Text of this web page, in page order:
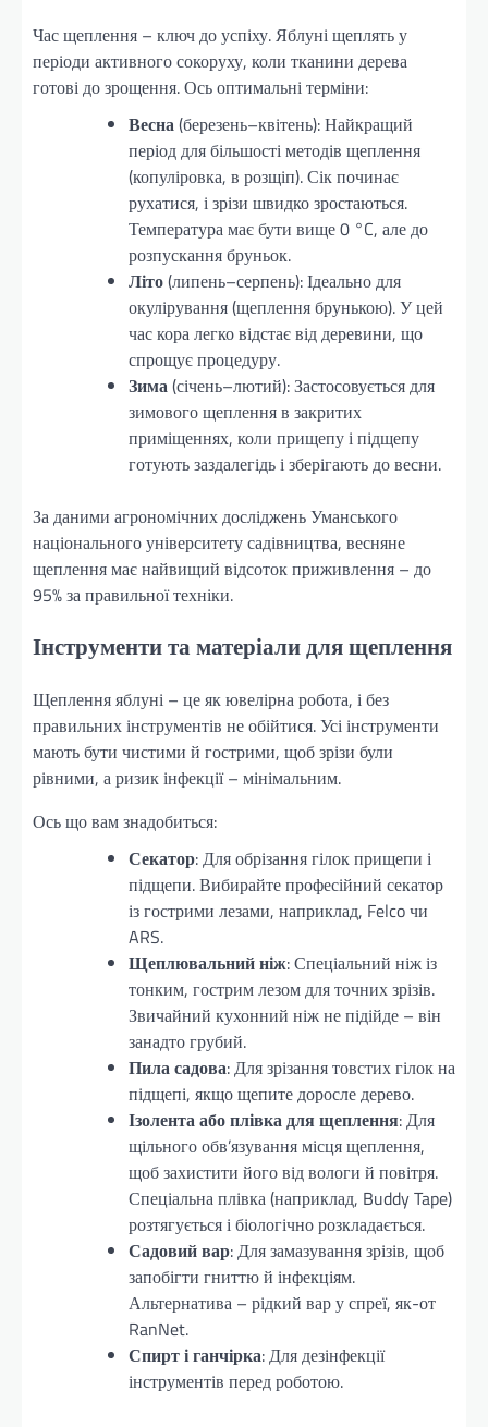
Час щеплення – ключ до успіху. Яблуні щеплять у
періоди активного сокоруху, коли тканини дерева
готові до зрощення. Ось оптимальні терміни:
Весна(березень–квітень): Найкращий
період для більшості методів щеплення
(копуліровка, в розщіп). Сік починає
рухатися, і зрізи швидко зростаються.
Температура має бути вище 0 °C, але до
розпускання бруньок.
Літо(липень–серпень): Ідеально для
окулірування (щеплення брунькою). У цей
час кора легко відстає від деревини, що
спрощує процедуру.
Зима(січень–лютий): Застосовується для
зимового щеплення в закритих
приміщеннях, коли прищепу і підщепу
готують заздалегідь і зберігають до весни.
За даними агрономічних досліджень Уманського
національного університету садівництва, весняне
щеплення має найвищий відсоток приживлення – до
95% за правильної техніки.
Інструменти та матеріали для щеплення
Щеплення яблуні – це як ювелірна робота, і без
правильних інструментів не обійтися. Усі інструменти
мають бути чистими й гострими, щоб зрізи були
рівними, а ризик інфекції – мінімальним.
Ось що вам знадобиться:
Секатор: Для обрізання гілок прищепи і
підщепи. Вибирайте професійний секатор
із гострими лезами, наприклад, Felco чи
ARS.
Щеплювальний ніж: Спеціальний ніж із
тонким, гострим лезом для точних зрізів.
Звичайний кухонний ніж не підійде – він
занадто грубий.
Пила садова: Для зрізання товстих гілок на
підщепі, якщо щепите доросле дерево.
Ізолента або плівка для щеплення: Для
щільного обв’язування місця щеплення,
щоб захистити його від вологи й повітря.
Спеціальна плівка (наприклад, Buddy Tape)
розтягується і біологічно розкладається.
Садовий вар: Для замазування зрізів, щоб
запобігти гниттю й інфекціям.
Альтернатива – рідкий вар у спреї, як-от
RanNet.
Спирт і ганчірка: Для дезінфекції
інструментів перед роботою.